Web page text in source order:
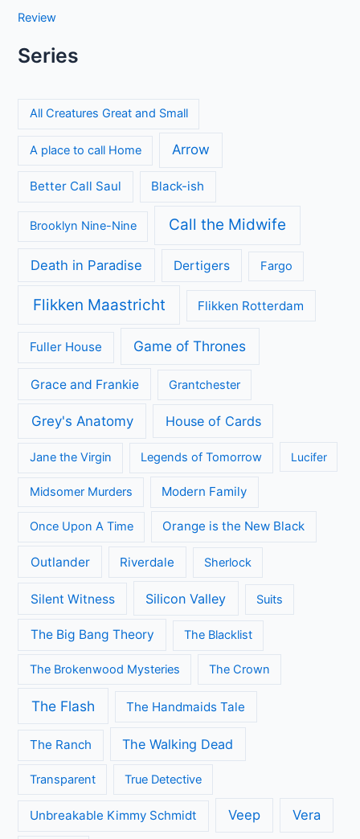
Review
Series
All Creatures Great and Small
A place to call Home Arrow
Better Call Saul Black-ish
Brooklyn Nine-Nine Call the Midwife
Death in Paradise Dertigers Fargo
Flikken Maastricht Flikken Rotterdam
Fuller House Game of Thrones
Grace and Frankie Grantchester
Grey's Anatomy House of Cards
Jane the Virgin Legends of Tomorrow Lucifer
Midsomer Murders Modern Family
Once Upon A Time Orange is the New Black
Outlander Riverdale Sherlock
Silent Witness Silicon Valley Suits
The Big Bang Theory The Blacklist
The Brokenwood Mysteries The Crown
The Flash The Handmaids Tale
The Ranch The Walking Dead
Transparent True Detective
Unbreakable Kimmy Schmidt Veep Vera